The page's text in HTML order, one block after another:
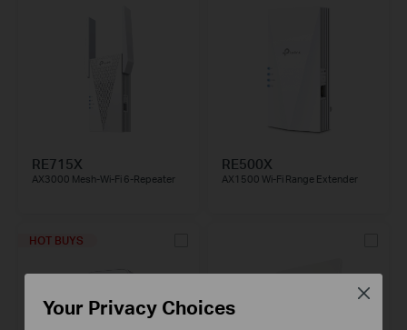
RE715X
AX3000 Mesh-Wi-Fi 6-Repeater
RE500X
AX1500 Wi-Fi Range Extender
HOT BUYS
Your Privacy Choices
Close